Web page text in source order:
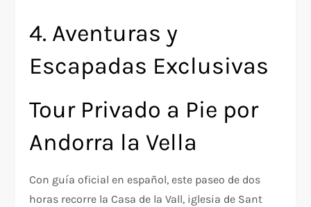
4. Aventuras y
Escapadas Exclusivas
Tour Privado a Pie por
Andorra la Vella
Con guía oficial en español, este paseo de dos
horas recorre la Casa de la Vall, iglesia de Sant